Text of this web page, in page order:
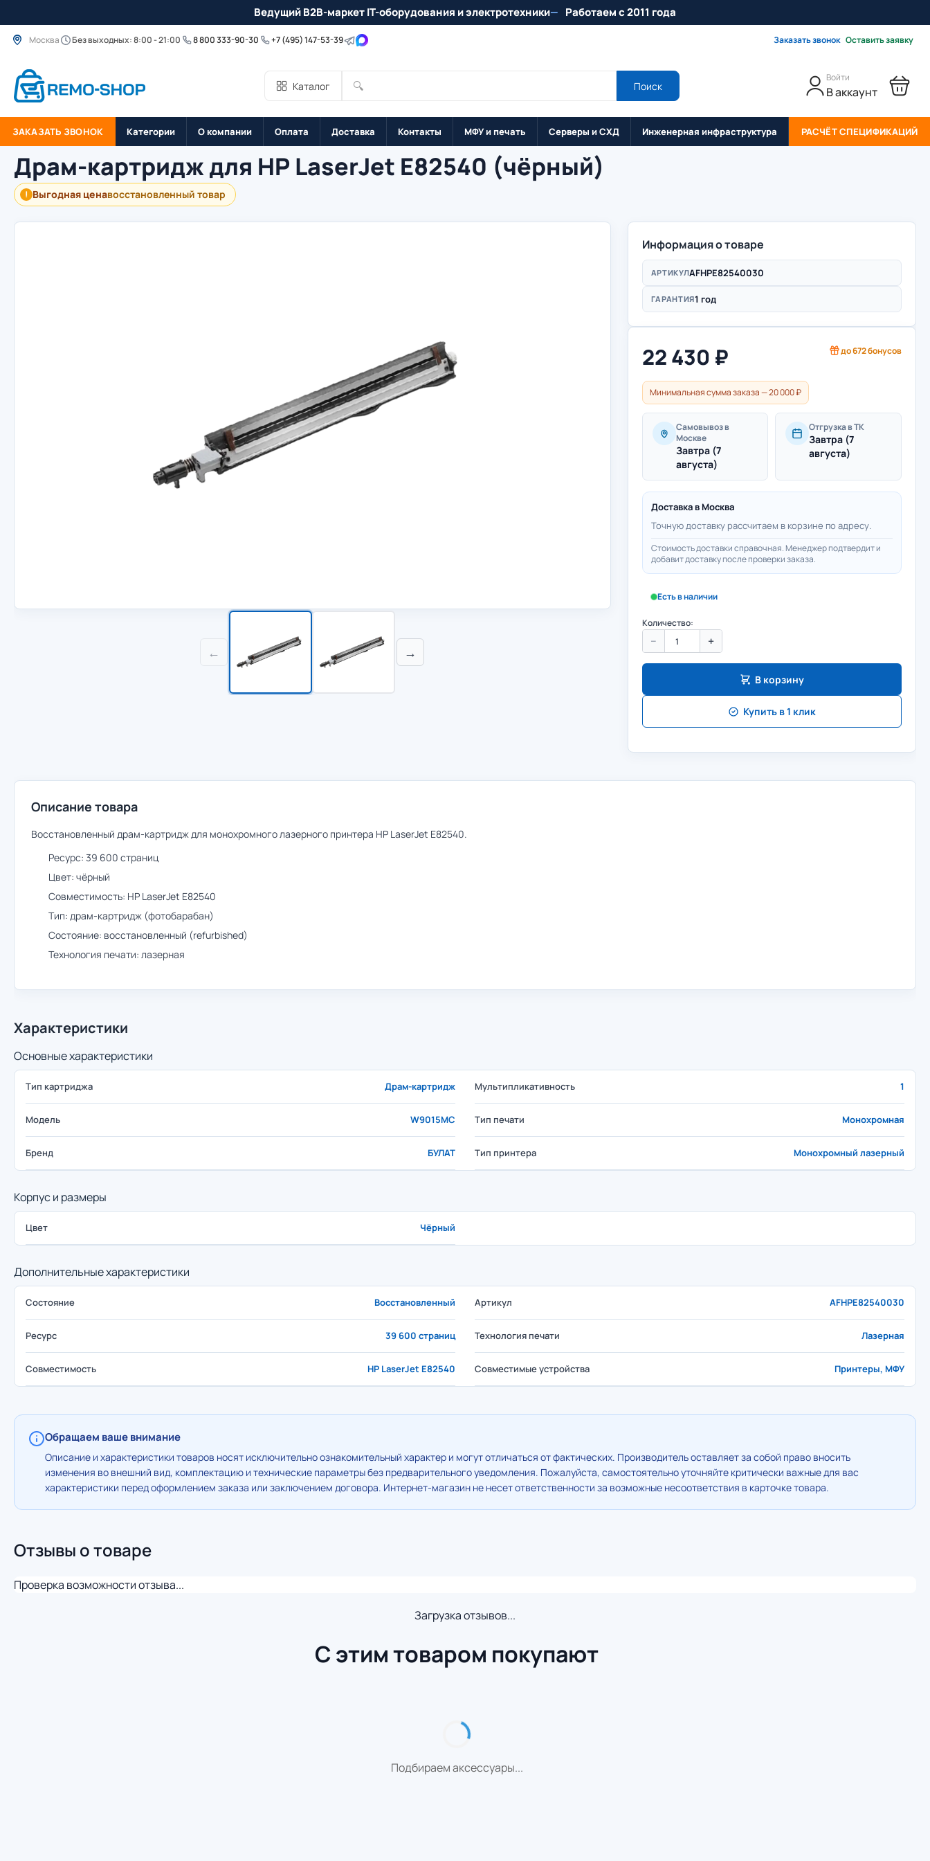
Ведущий B2B-маркет IT-оборудования и электротехники Работаем с 2011 года
Москва Без выходных: 8:00 - 21:00 8 800 333-90-30 +7 (495) 147-53-39 Заказать звонок Оставить заявку
Каталог 🔍 Поиск
Войти
В аккаунт
ЗАКАЗАТЬ ЗВОНОК Категории О компании Оплата Доставка Контакты МФУ и печать Серверы и СХД Инженерная инфраструктура РАСЧЁТ СПЕЦИФИКАЦИЙ
Драм-картридж для HP LaserJet E82540 (чёрный)
! Выгодная ценавосстановленный товар
← →
Информация о товаре
АРТИКУЛAFHPE82540030
ГАРАНТИЯ1 год
22 430 ₽ до672бонусов
Минимальная сумма заказа — 20 000 ₽
Самовывоз в
Москве
Завтра (7
августа)
Отгрузка в ТК
Завтра (7
августа)
Доставка в Москва
Точную доставку рассчитаем в корзине по адресу.
Стоимость доставки справочная. Менеджер подтвердит и
добавит доставку после проверки заказа.
Есть в наличии
Количество:
− +
В корзину
Купить в 1 клик
Описание товара
Восстановленный драм-картридж для монохромного лазерного принтера HP LaserJet E82540.
Ресурс: 39 600 страниц
Цвет: чёрный
Совместимость: HP LaserJet E82540
Тип: драм-картридж (фотобарабан)
Состояние: восстановленный (refurbished)
Технология печати: лазерная
Характеристики
Основные характеристики
Тип картриджа Драм-картридж Мультипликативность 1
Модель W9015MC Тип печати Монохромная
Бренд БУЛАТ Тип принтера Монохромный лазерный
Корпус и размеры
Цвет Чёрный
Дополнительные характеристики
Состояние Восстановленный Артикул AFHPE82540030
Ресурс 39 600 страниц Технология печати Лазерная
Совместимость HP LaserJet E82540 Совместимые устройства Принтеры, МФУ
Обращаем ваше внимание
Описание и характеристики товаров носят исключительно ознакомительный характер и могут отличаться от фактических. Производитель оставляет за собой право вносить
изменения во внешний вид, комплектацию и технические параметры без предварительного уведомления. Пожалуйста, самостоятельно уточняйте критически важные для вас
характеристики перед оформлением заказа или заключением договора. Интернет-магазин не несет ответственности за возможные несоответствия в карточке товара.
Отзывы о товаре
Проверка возможности отзыва...
Загрузка отзывов...
С этим товаром покупают
Подбираем аксессуары...